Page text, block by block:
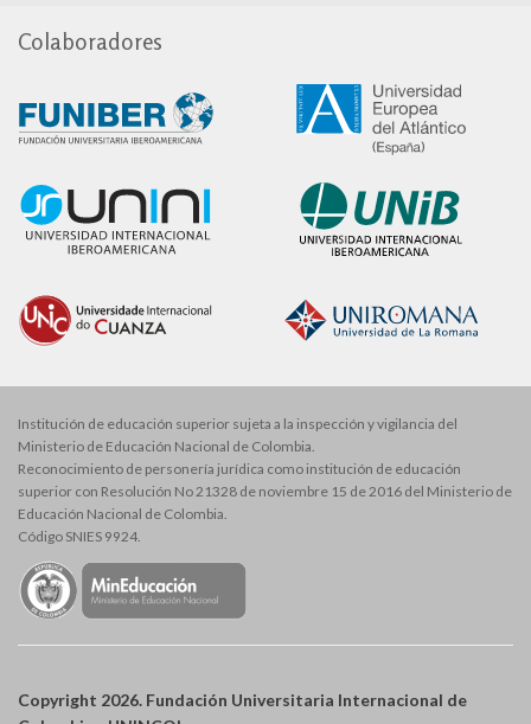
Colaboradores
Institución de educación superior sujeta a la inspección y vigilancia del
Ministerio de Educación Nacional de Colombia.
Reconocimiento de personería jurídica como institución de educación
superior con Resolución No 21328 de noviembre 15 de 2016 del Ministerio de
Educación Nacional de Colombia.
Código SNIES 9924.
Copyright 2026. Fundación Universitaria Internacional de